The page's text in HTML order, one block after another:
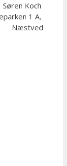
Søren Koch
1 A,
Næstved